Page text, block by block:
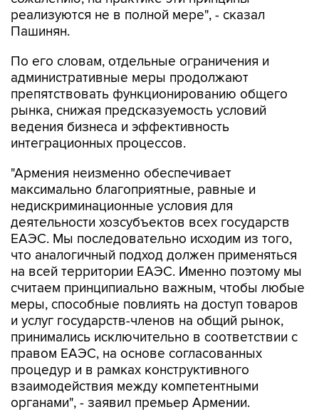
реализуются не в полной мере", - сказал
Пашинян.
По его словам, отдельные ограничения и
административные меры продолжают
препятствовать функционированию общего
рынка, снижая предсказуемость условий
ведения бизнеса и эффективность
интеграционных процессов.
"Армения неизменно обеспечивает
максимально благоприятные, равные и
недискриминационные условия для
деятельности хозсубъектов всех государств
ЕАЭС. Мы последовательно исходим из того,
что аналогичный подход должен применяться
на всей территории ЕАЭС. Именно поэтому мы
считаем принципиально важным, чтобы любые
меры, способные повлиять на доступ товаров
и услуг государств-членов на общий рынок,
принимались исключительно в соответствии с
правом ЕАЭС, на основе согласованных
процедур и в рамках конструктивного
взаимодействия между компетентными
органами", - заявил премьер Армении.